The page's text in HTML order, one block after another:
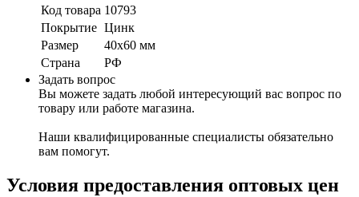
Код товара 10793
Покрытие Цинк
Размер
40х60 мм
Страна
РФ
Задать вопрос
Вы можете задать любой интересующий вас вопрос по
товару или работе магазина.
Наши квалифицированные специалисты обязательно
вам помогут.
Условия предоставления оптовых цен